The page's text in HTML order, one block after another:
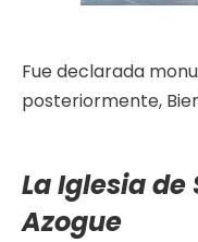
Fue declarada
posteriormente,
La Iglesia
Azogue